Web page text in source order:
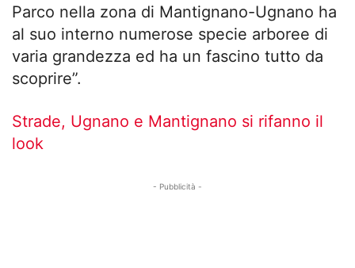
Parco nella zona di Mantignano-Ugnano ha
al suo interno numerose specie arboree di
varia grandezza ed ha un fascino tutto da
scoprire”.
Strade, Ugnano e Mantignano si rifanno il
look
- Pubblicità -